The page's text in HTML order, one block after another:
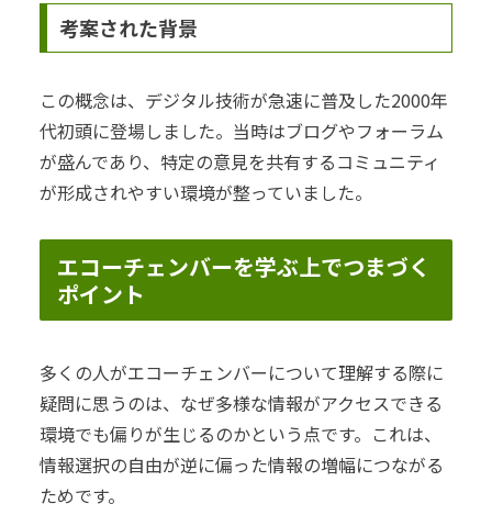
考案された背景
この概念は、デジタル技術が急速に普及した2000年
代初頭に登場しました。当時はブログやフォーラム
が盛んであり、特定の意見を共有するコミュニティ
が形成されやすい環境が整っていました。
エコーチェンバーを学ぶ上でつまづく
ポイント
多くの人がエコーチェンバーについて理解する際に
疑問に思うのは、なぜ多様な情報がアクセスできる
環境でも偏りが生じるのかという点です。これは、
情報選択の自由が逆に偏った情報の増幅につながる
ためです。